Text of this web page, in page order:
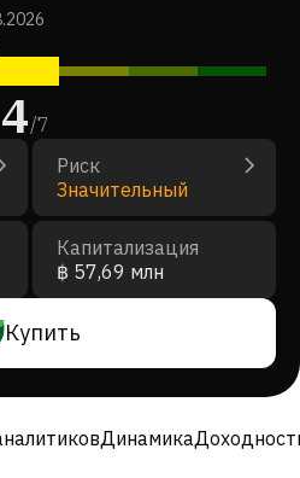
4/7
Риск
Значительный
Капитализация
฿ 57,69 млн
Купить
Динамика